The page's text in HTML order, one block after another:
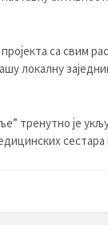
са свим
локалну
тренутно је